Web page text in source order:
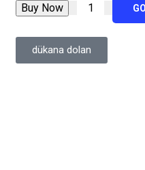
Buy Now
dükana dolan